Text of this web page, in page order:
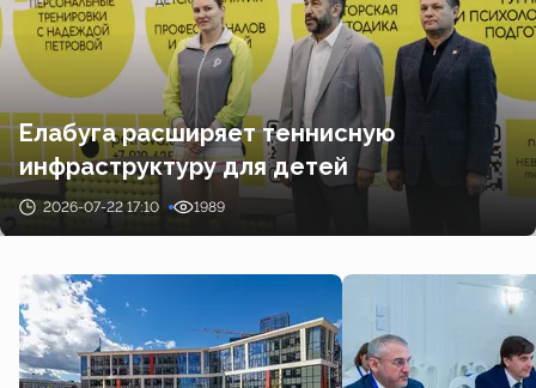
Елабуга расширяет теннисную
инфраструктуру для детей
2026-07-22 17:10 1989